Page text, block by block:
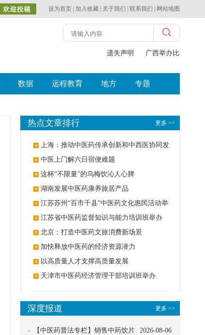
设为首页 加入收藏 关于我们 联系我们 网站地图
遗失声明 广西举办比赛探索
数据 远程教育 地方 专题
更多 >>
热点文章排行
上海：推动中医药传承创新和中西医协同发
展 中医上门解六日宿便难题
这杯“不限量”的乌梅饮沁人心脾
湖南发展中医药康养旅居产品
江苏苏州“百市千县”中医药文化惠民活动举
办 江苏省中医药监督知识与能力培训班举办
北京：打造中医药文旅消费新场景
加快释放中医药的经济资源潜力
以高质量人才支撑高质量发展
天津市中医药经济管理干部培训班举办
更多 >>
深度报道
2026-08-06
【中医药普法专栏】销售中药饮片